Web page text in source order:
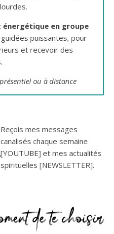
en groupe
puissantes, pour
et recevoir des
ou à distance
Reçois mes messages
canalisés chaque semaine
[YOUTUBE] et mes actualités
spirituelles [NEWSLETTER].
de te choisir